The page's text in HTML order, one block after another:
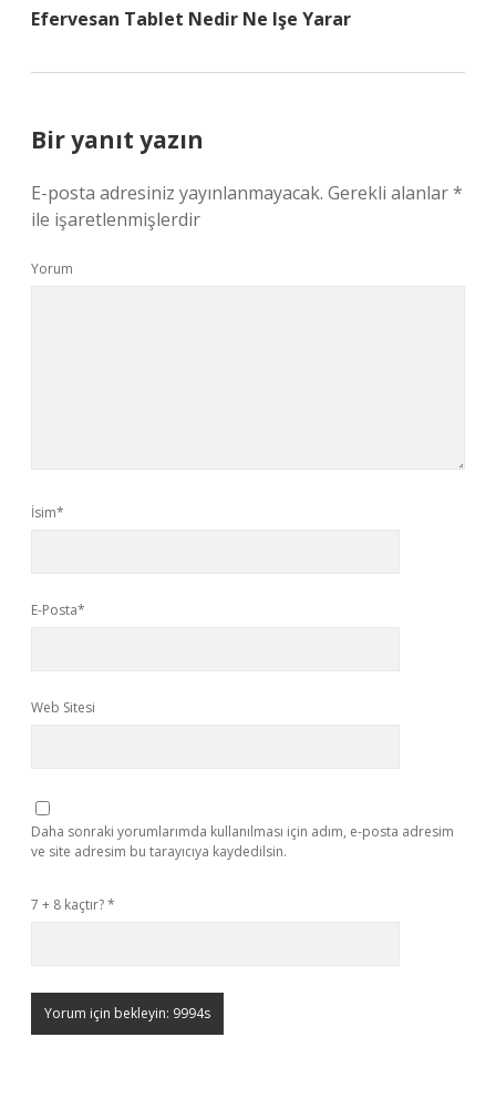
Efervesan Tablet Nedir Ne Işe Yarar
Bir yanıt yazın
E-posta adresiniz yayınlanmayacak. Gerekli alanlar*
ile işaretlenmişlerdir
Yorum
İsim*
E-Posta*
Web Sitesi
Daha sonraki yorumlarımda kullanılması için adım, e-posta adresim
ve site adresim bu tarayıcıya kaydedilsin.
7 + 8 kaçtır?*